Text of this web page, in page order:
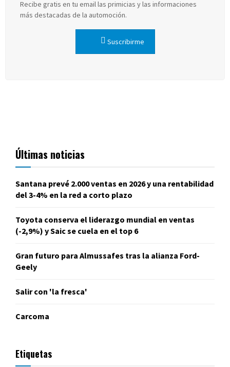
Recibe gratis en tu email las primicias y las informaciones
más destacadas de la automoción.
Suscribirme
Últimas noticias
Santana prevé 2.000 ventas en 2026 y una rentabilidad
del 3-4% en la red a corto plazo
Toyota conserva el liderazgo mundial en ventas
(-2,9%) y Saic se cuela en el top 6
Gran futuro para Almussafes tras la alianza Ford-
Geely
Salir con 'la fresca'
Carcoma
Etiquetas